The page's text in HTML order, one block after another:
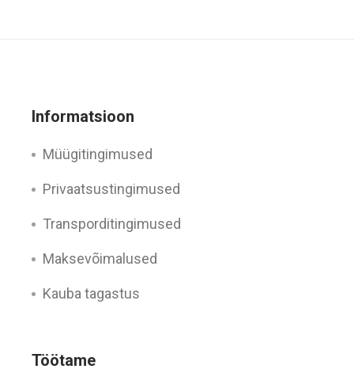
Töötame
Informatsioon
Müügitingimused
Privaatsustingimused
Transporditingimused
Maksevõimalused
Kauba tagastus